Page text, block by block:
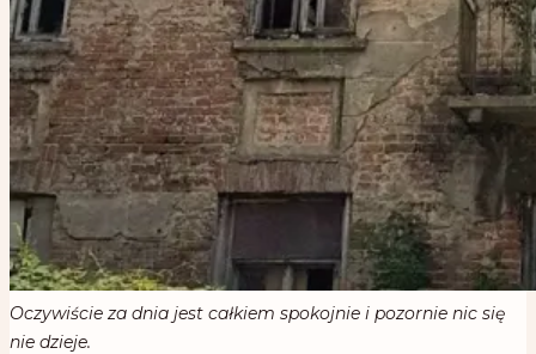
Oczywiście za dnia jest całkiem spokojnie i pozornie nic się
nie dzieje.